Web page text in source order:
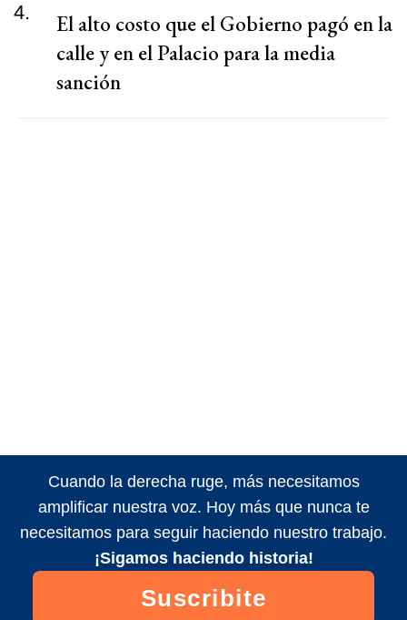
4.
El alto costo que el Gobierno pagó en la
calle y en el Palacio para la media
sanción
Cuando la derecha ruge, más necesitamos
amplificar nuestra voz. Hoy más que nunca te
necesitamos para seguir haciendo nuestro trabajo.
¡Sigamos haciendo historia!
Suscribite